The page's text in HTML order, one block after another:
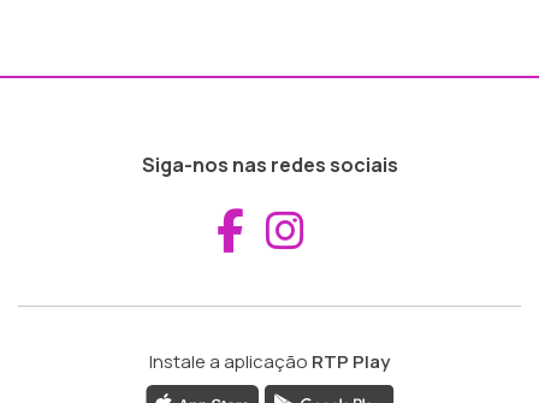
Siga-nos nas redes sociais
Aceder ao
Instale a aplicação RTP Play